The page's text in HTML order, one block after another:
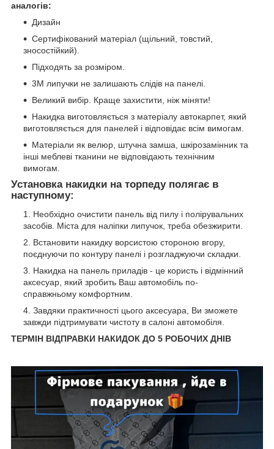
аналогів:
Дизайн
Сертифікований матеріал (щільний, товстий,
зносостійкий).
Підходять за розміром.
3М липучки не залишають слідів на панелі.
Великий вибір. Краще захистити, ніж міняти!
Накидка виготовляється з матеріалу автокарпет, який
виготовляється для панелей і відповідає всім вимогам.
Матеріали як велюр, штучна замша, шкірозамінник та
інші меблеві тканини не відповідають технічним
вимогам.
Установка накидки на торпеду полягає в
наступному:
Необхідно очистити панель від пилу і полірувальних
засобів. Міста для наліпки липучок, треба обезжирити.
Встановити накидку ворсистою стороною вгору,
поєднуючи по контуру панелі і розгладжуючи складки.
Накидка на панель приладів - це користь і відмінний
аксесуар, який зробить Ваш автомобіль по-
справжньому комфортним.
Завдяки практичності цього аксесуара, Ви зможете
завжди підтримувати чистоту в салоні автомобіля.
ТЕРМІН ВІДПРАВКИ НАКИДОК ДО 5 РОБОЧИХ ДНІВ